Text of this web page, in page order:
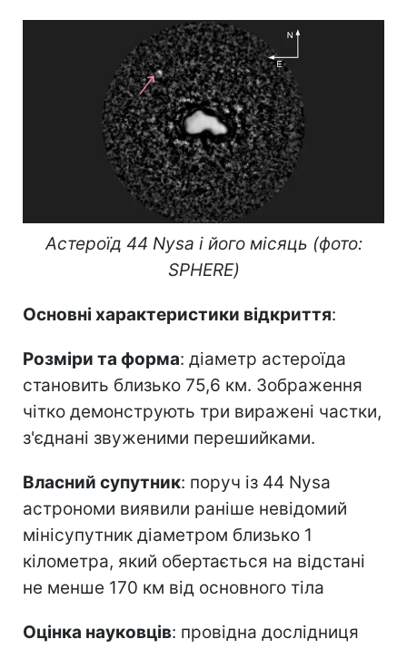
Астероїд 44 Nysa і його місяць (фото:
SPHERE)
Основні характеристики відкриття:
Розміри та форма: діаметр астероїда
становить близько 75,6 км. Зображення
чітко демонструють три виражені частки,
з'єднані звуженими перешийками.
Власний супутник: поруч із 44 Nysa
астрономи виявили раніше невідомий
мінісупутник діаметром близько 1
кілометра, який обертається на відстані
не менше 170 км від основного тіла
Оцінка науковців: провідна дослідниця